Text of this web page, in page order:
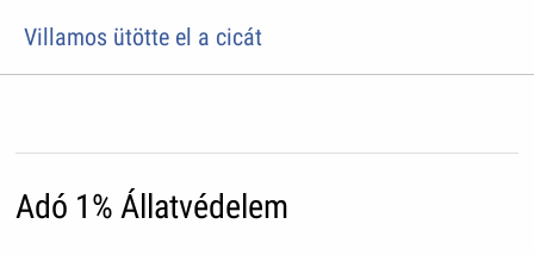
Villamos ütötte el a cicát
Adó 1% Állatvédelem